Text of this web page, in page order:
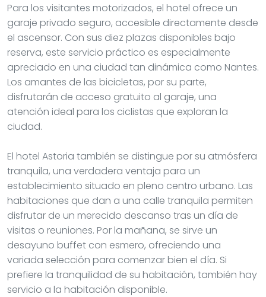
Para los visitantes motorizados, el hotel ofrece un
garaje privado seguro, accesible directamente desde
el ascensor. Con sus diez plazas disponibles bajo
reserva, este servicio práctico es especialmente
apreciado en una ciudad tan dinámica como Nantes.
Los amantes de las bicicletas, por su parte,
disfrutarán de acceso gratuito al garaje, una
atención ideal para los ciclistas que exploran la
ciudad.
El hotel Astoria también se distingue por su atmósfera
tranquila, una verdadera ventaja para un
establecimiento situado en pleno centro urbano. Las
habitaciones que dan a una calle tranquila permiten
disfrutar de un merecido descanso tras un día de
visitas o reuniones. Por la mañana, se sirve un
desayuno buffet con esmero, ofreciendo una
variada selección para comenzar bien el día. Si
prefiere la tranquilidad de su habitación, también hay
servicio a la habitación disponible.